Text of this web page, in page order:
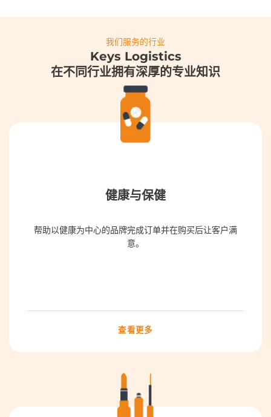
我们服务的行业
Keys Logistics
在不同行业拥有深厚的专业知识
健康与保健
帮助以健康为中心的品牌完成订单并在购买后让客户满
意。
查看更多